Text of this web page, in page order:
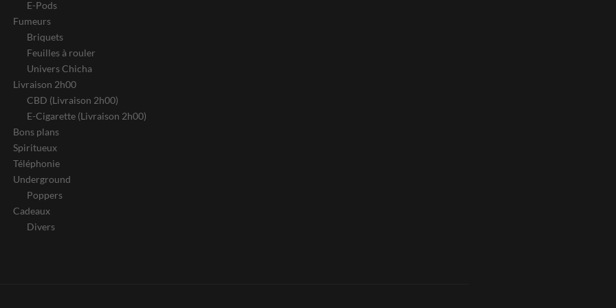
E-Pods
Fumeurs
Briquets
Feuilles à rouler
Univers Chicha
Livraison 2h00
CBD (Livraison 2h00)
E-Cigarette (Livraison 2h00)
Bons plans
Spiritueux
Téléphonie
Underground
Poppers
Cadeaux
Divers